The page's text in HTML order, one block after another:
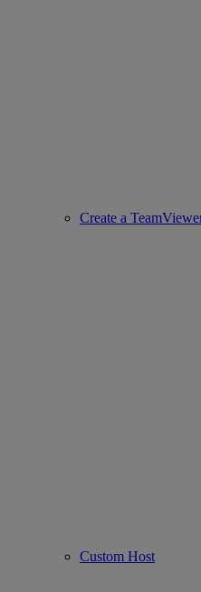
Create a
Custom Host